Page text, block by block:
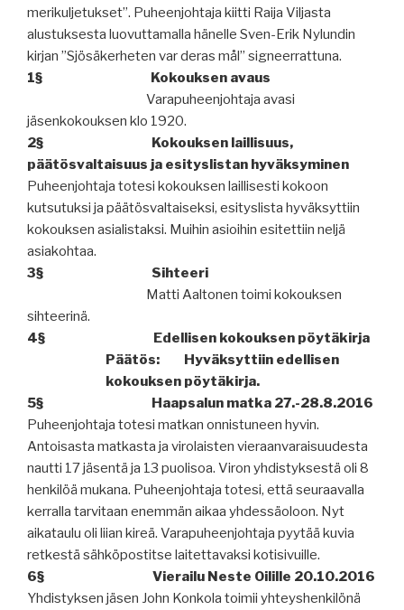
merikuljetukset”. Puheenjohtaja kiitti Raija Viljasta
alustuksesta luovuttamalla hänelle Sven-Erik Nylundin
kirjan ”Sjösäkerheten var deras mål” signeerrattuna.
1§
Kokouksen avaus
Varapuheenjohtaja avasi
jäsenkokouksen klo 1920.
2§
Kokouksen laillisuus,
päätösvaltaisuus ja esityslistan hyväksyminen
Puheenjohtaja totesi kokouksen laillisesti kokoon
kutsutuksi ja päätösvaltaiseksi, esityslista hyväksyttiin
kokouksen asialistaksi. Muihin asioihin esitettiin neljä
asiakohtaa.
3§
Sihteeri
Matti Aaltonen toimi kokouksen
sihteerinä.
4§
Edellisen kokouksen pöytäkirja
Päätös:
Hyväksyttiin edellisen
kokouksen pöytäkirja.
5§
Haapsalun matka 27.-28.8.2016
Puheenjohtaja totesi matkan onnistuneen hyvin.
Antoisasta matkasta ja virolaisten vieraanvaraisuudesta
nautti 17 jäsentä ja 13 puolisoa. Viron yhdistyksestä oli 8
henkilöä mukana. Puheenjohtaja totesi, että seuraavalla
kerralla tarvitaan enemmän aikaa yhdessäoloon. Nyt
aikataulu oli liian kireä. Varapuheenjohtaja pyytää kuvia
retkestä sähköpostitse laitettavaksi kotisivuille.
6§
Vierailu Neste Oilille 20.10.2016
Yhdistyksen jäsen John Konkola toimii yhteyshenkilönä